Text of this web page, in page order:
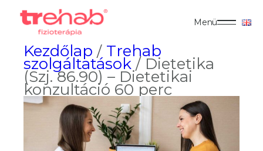
Menü
Kezdőlap / Trehab
szolgáltatások / Dietetika
(Szj. 86.90) – Dietetikai
konzultáció 60 perc